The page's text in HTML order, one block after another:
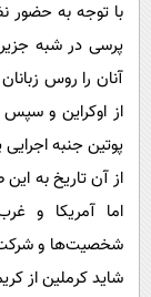
با توجه به حضور
پرسی در شبه
آنان را روس
از اوکراین و
پوتین جنبه اجرایی
از آن تاریخ به
اما آمریکا و
شخصیت‌ها و
شاید کرملین از